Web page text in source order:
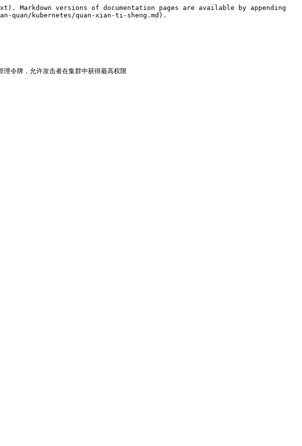
versions of documentation pages are available by appending
quan/kubernetes/quan-xian-ti-sheng.md).
令牌，允许攻击者在集群中获得最高权限